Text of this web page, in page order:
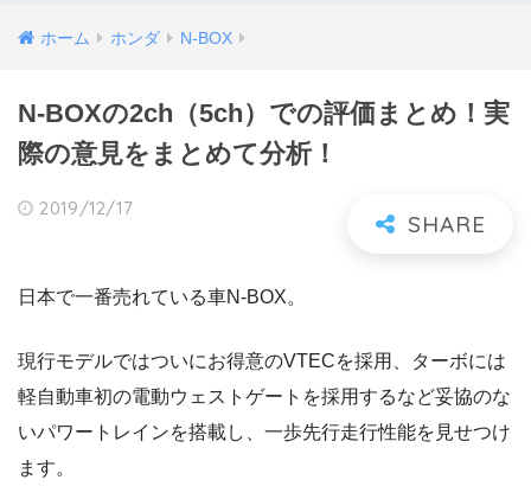
ホーム ホンダ N-BOX
N-BOXの2ch（5ch）での評価まとめ！実
際の意見をまとめて分析！
2019/12/17
日本で一番売れている車N-BOX。
現行モデルではついにお得意のVTECを採用、ターボには
軽自動車初の電動ウェストゲートを採用するなど妥協のな
いパワートレインを搭載し、一歩先行走行性能を見せつけ
ます。